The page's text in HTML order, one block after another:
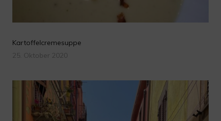
Kartoffelcremesuppe
25. Oktober 2020